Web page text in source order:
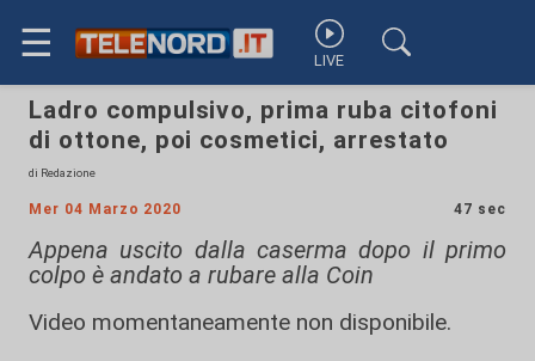
☰ LIVE
Ladro compulsivo, prima ruba citofoni
di ottone, poi cosmetici, arrestato
di Redazione
Mer 04 Marzo 2020 47 sec
Appena uscito dalla caserma dopo il primo
colpo è andato a rubare alla Coin
Video momentaneamente non disponibile.